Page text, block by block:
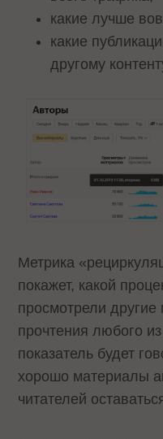
какие лучше
какие
другому
Метрика
покажет, какой
просмотрели
прочтения любого
показатель будет
хорошо материалы
читателей